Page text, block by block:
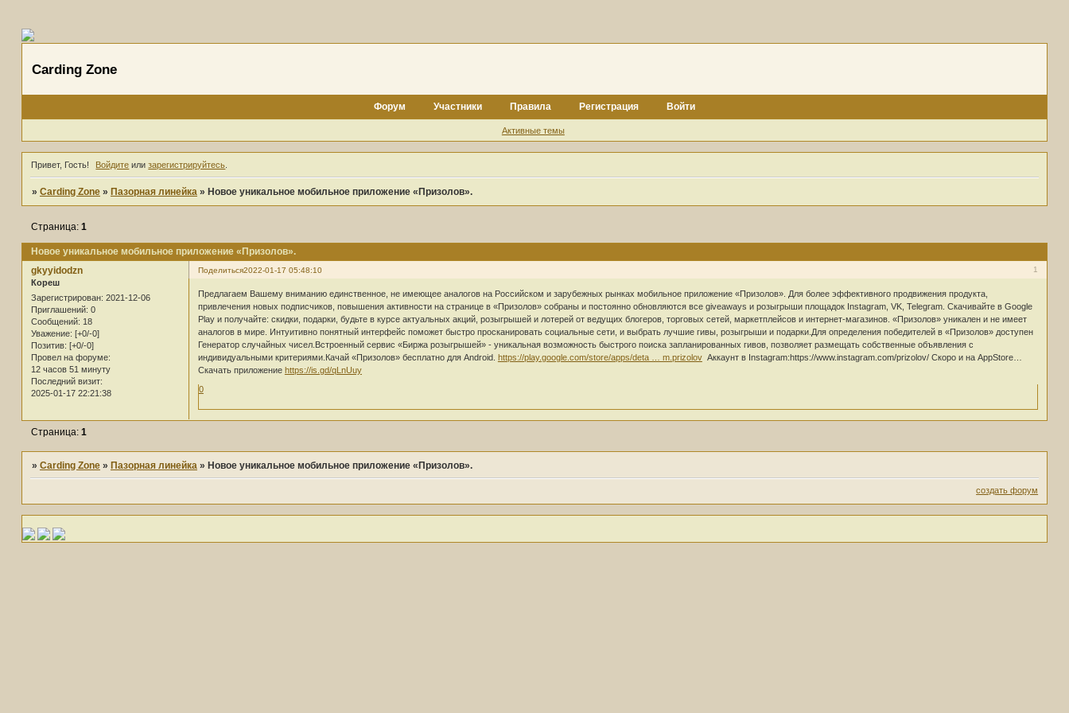
Carding Zone
Форум Участники Правила Регистрация Войти
Активные темы
Привет, Гость! Войдите илизарегистрируйтесь
» Carding Zone » Пазорная линейка » Новое уникальное мобильное приложение «Призолов».
Новое уникальное мобильное приложение «Призолов».
Страница: 1
Поделиться 1
2022-01-17 05:48:10
gkyyidodzn
Кореш
Зарегистрирован: 2021-12-06
Приглашений: 0
Сообщений: 18
Уважение: [+0/-0]
Позитив: [+0/-0]
Провел на форуме:
12 часов 51 минуту
Последний визит:
2025-01-17 22:21:38
Предлагаем Вашему вниманию единственное, не имеющее аналогов на Российском и зарубежных рынках мобильное приложение «Призолов». Для более эффективного продвижения продукта,
привлечения новых подписчиков, повышения активности на странице в «Призолов» собраны и постоянно обновляются все giveaways и розыгрыши площадок Instagram, VK, Telegram. Скачивайте в Google
Play и получайте: скидки, подарки, будьте в курсе актуальных акций, розыгрышей и лотерей от ведущих блогеров, торговых сетей, маркетплейсов и интернет-магазинов. «Призолов» уникален и не имеет
аналогов в мире. Интуитивно понятный интерфейс поможет быстро просканировать социальные сети, и выбрать лучшие гивы, розыгрыши и подарки.Для определения победителей в «Призолов» доступен
Генератор случайных чисел.Встроенный сервис «Биржа розыгрышей» - уникальная возможность быстрого поиска запланированных гивов, позволяет размещать собственные объявления с
индивидуальными критериями.Качай «Призолов» бесплатно для Android. https://play.google.com/store/apps/deta … m.prizolovАккаунт в Instagram:https://www.instagram.com/prizolov/ Скоро и на AppStore…
Скачать приложение https://is.gd/qLnUuy
0
Страница: 1
» Carding Zone » Пазорная линейка » Новое уникальное мобильное приложение «Призолов».
создать форум